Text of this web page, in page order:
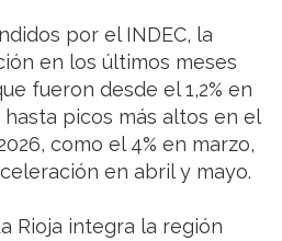
por el INDEC, la
en los últimos meses
fueron desde el 1,2% en
picos más altos en el
como el 4% en marzo,
en abril y mayo.
Rioja integra la región